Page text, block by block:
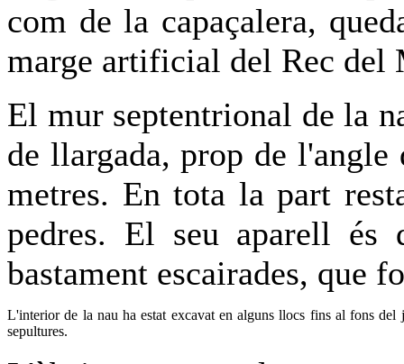
com de la capaçalera,
marge artificial del Rec del
El mur septentrional de la
de llargada, prop de l'angle
metres. En tota la part
pedres. El seu aparell és
bastament escairades, que
L'interior de la nau ha estat excavat en alguns llocs fins al fons
sepultures.